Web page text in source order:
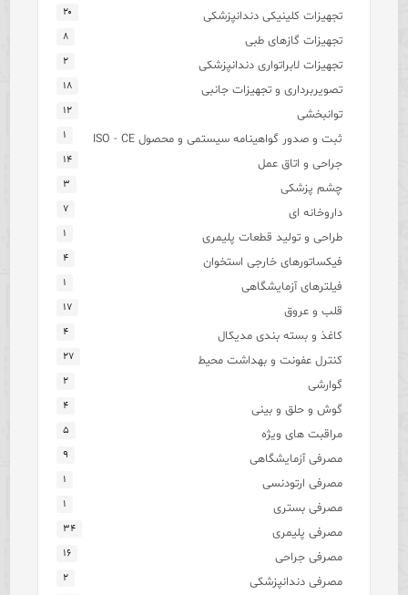
تجهیزات کلینیکی دندانپزشکی ۲۰
تجهیزات گازهای طبی ۸
تجهیزات لابراتواری دندانپزشکی ۲
تصویربرداری و تجهیزات جانبی ۱۸
توانبخشی ۱۲
ثبت و صدور گواهینامه سیستمی و محصول ISO - CE ۱
جراحی و اتاق عمل ۱۴
چشم پزشکی ۳
داروخانه ای ۷
طراحی و تولید قطعات پلیمری ۱
فیکساتورهای خارجی استخوان ۴
فیلترهای آزمایشگاهی ۱
قلب و عروق ۱۷
کاغذ و بسته بندی مدیکال ۴
کنترل عفونت و بهداشت محیط ۲۷
گوارشی ۲
گوش و حلق و بینی ۴
مراقبت های ویژه ۵
مصرفی آزمایشگاهی ۹
مصرفی ارتودنسی ۱
مصرفی بستری ۱
مصرفی پلیمری ۳۴
مصرفی جراحی ۱۶
مصرفی دندانپزشکی ۲